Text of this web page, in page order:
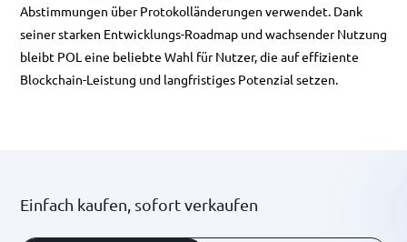
Abstimmungen über Protokolländerungen verwendet. Dank
seiner starken Entwicklungs-Roadmap und wachsender Nutzung
bleibt POL eine beliebte Wahl für Nutzer, die auf effiziente
Blockchain-Leistung und langfristiges Potenzial setzen.
Einfach kaufen, sofort verkaufen